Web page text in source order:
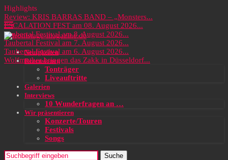
Highlights
Review: KRIS BARRAS BAND – „Monsters...
ESCALATION FEST am 08. August 2026...
Taubertal Festival am 8. August 2026...
Taubertal Festival am 7. August 2026...
Taubertal Festival am 6. August 2026...
Wolfmother bringen das Zakk in Düsseldorf...
Neuigkeiten
Rezensionen
Tonträger
Liveauftritte
Galerien
Interviews
10 Wunderfragen an …
Wir präsentieren
Konzerte/Touren
Festivals
Songs
Suche